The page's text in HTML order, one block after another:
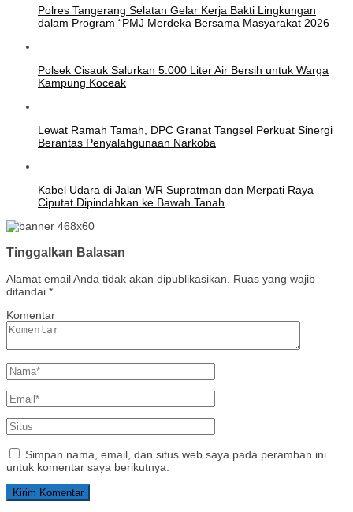
Polres Tangerang Selatan Gelar Kerja Bakti Lingkungan
dalam Program “PMJ Merdeka Bersama Masyarakat 2026
Polsek Cisauk Salurkan 5.000 Liter Air Bersih untuk Warga
Kampung Koceak
Lewat Ramah Tamah, DPC Granat Tangsel Perkuat Sinergi
Berantas Penyalahgunaan Narkoba
Kabel Udara di Jalan WR Supratman dan Merpati Raya
Ciputat Dipindahkan ke Bawah Tanah
Tinggalkan Balasan
Alamat email Anda tidak akan dipublikasikan. Ruas yang wajib
ditandai *
Komentar
Simpan nama, email, dan situs web saya pada peramban ini
untuk komentar saya berikutnya.